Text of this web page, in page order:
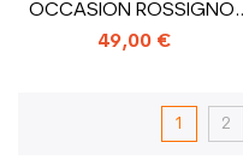
OCCASION ROSSIGNOL
ALLTRACK
49,00 €
1 2